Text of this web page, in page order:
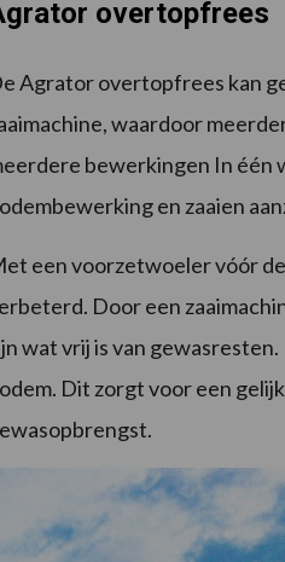
overtopfrees
Agrator overtopfrees kan
waardoor
bewerkingen In één
en zaaien
een voorzetwoeler vóór
Door een
wat vrij is van
Dit zorgt voor een